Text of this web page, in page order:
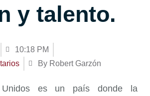
y talento.
10:18 PM
By Robert Garzón
Unidos es un país donde la